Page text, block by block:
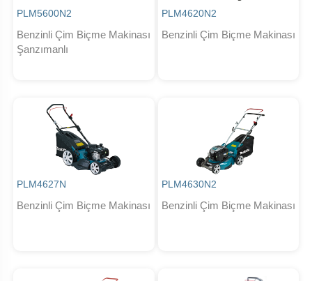
PLM5600N2
Benzinli Çim Biçme Makinası
Şanzımanlı
PLM4620N2
Benzinli Çim Biçme Makinası
PLM4627N
Benzinli Çim Biçme Makinası
PLM4630N2
Benzinli Çim Biçme Makinası